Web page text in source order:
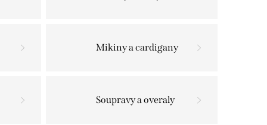
Mikiny a cardigany
Soupravy a overaly